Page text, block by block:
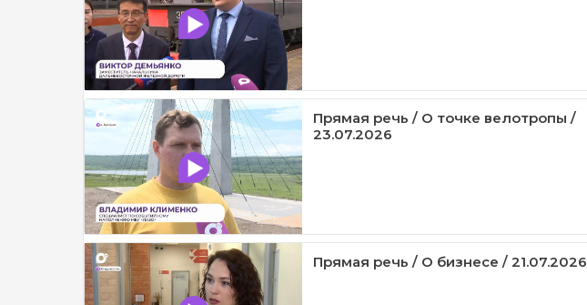
Прямая речь / О точке велотропы /
23.07.2026
Прямая речь / О бизнесе / 21.07.2026